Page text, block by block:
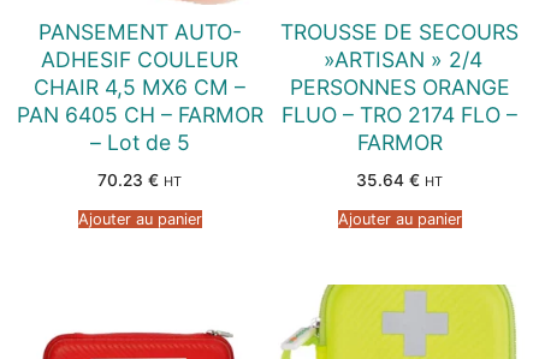
PANSEMENT AUTO-
ADHESIF COULEUR
CHAIR 4,5 MX6 CM –
PAN 6405 CH – FARMOR
– Lot de 5
70.23 € HT
Ajouter au panier
TROUSSE DE SECOURS
»ARTISAN » 2/4
PERSONNES ORANGE
FLUO – TRO 2174 FLO –
FARMOR
35.64 € HT
Ajouter au panier